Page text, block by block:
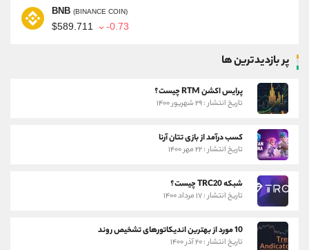
BNB (BINANCE COIN)
$589.711 -0.73
پر بازدیدترین ها
پرایس اکشن RTM چیست؟
تاریخ انتشار : ۲۹ شهریور ۱۴۰۰
کسب درآمد از بازی تتان آرنا
تاریخ انتشار : ۲۲ مهر ۱۴۰۰
شبکه TRC20 چیست؟
تاریخ انتشار : ۱۷ مرداد ۱۴۰۰
10 مورد از بهترین اندیکاتورهای تشخیص روند
تاریخ انتشار : ۲۰ آذر ۱۴۰۰